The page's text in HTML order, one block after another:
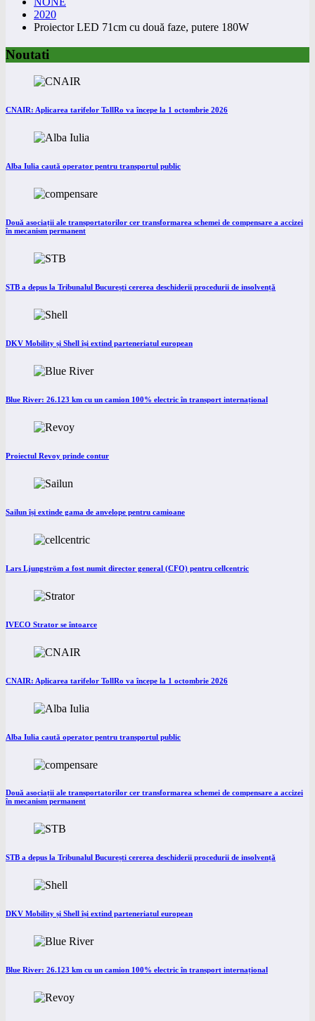
2020
Proiector LED 71cm cu două faze, putere 180W
Noutati
CNAIR: Aplicarea tarifelor TollRo va începe la 1 octombrie 2026
Alba Iulia caută operator pentru transportul public
Două asociații ale transportatorilor cer transformarea schemei de compensare a accizei
în mecanism permanent
STB a depus la Tribunalul București cererea deschiderii procedurii de insolvență
DKV Mobility și Shell își extind parteneriatul european
Blue River: 26.123 km cu un camion 100% electric în transport internațional
Proiectul Revoy prinde contur
Sailun își extinde gama de anvelope pentru camioane
Lars Ljungström a fost numit director general (CFO) pentru cellcentric
IVECO Strator se întoarce
CNAIR: Aplicarea tarifelor TollRo va începe la 1 octombrie 2026
Alba Iulia caută operator pentru transportul public
Două asociații ale transportatorilor cer transformarea schemei de compensare a accizei
în mecanism permanent
STB a depus la Tribunalul București cererea deschiderii procedurii de insolvență
DKV Mobility și Shell își extind parteneriatul european
Blue River: 26.123 km cu un camion 100% electric în transport internațional